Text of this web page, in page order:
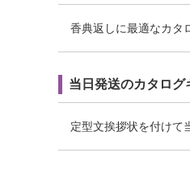
香典返しに最適なカタ
当日発送のカタログ
定型文挨拶状を付けて